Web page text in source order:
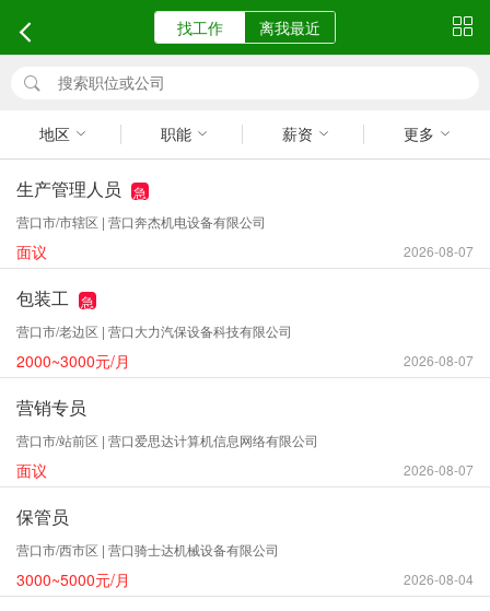
找工作 离我最近
地区 职能 薪资 更多
生产管理人员
急
营口市/市辖区 | 营口奔杰机电设备有限公司
面议 2026-08-07
包装工
急
营口市/老边区 | 营口大力汽保设备科技有限公司
2000~3000元/月 2026-08-07
营销专员
营口市/站前区 | 营口爱思达计算机信息网络有限公司
面议 2026-08-07
保管员
营口市/西市区 | 营口骑士达机械设备有限公司
3000~5000元/月 2026-08-04